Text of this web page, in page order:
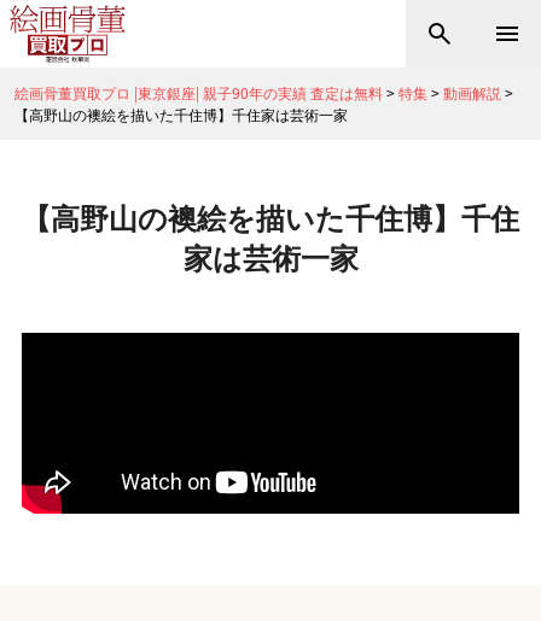
絵画骨董買取プロ |東京銀座| 親子90年の実績 査定は無料>特集>動画解説 >
【高野山の襖絵を描いた千住博】千住家は芸術一家
【高野山の襖絵を描いた千住博】千住
家は芸術一家